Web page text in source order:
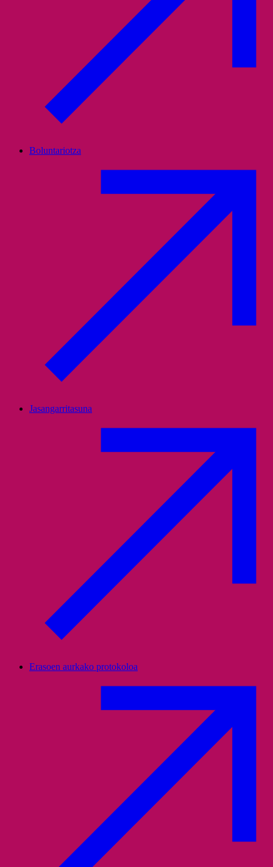
Boluntariotza
Jasangarritasuna
Erasoen aurkako protokoloa